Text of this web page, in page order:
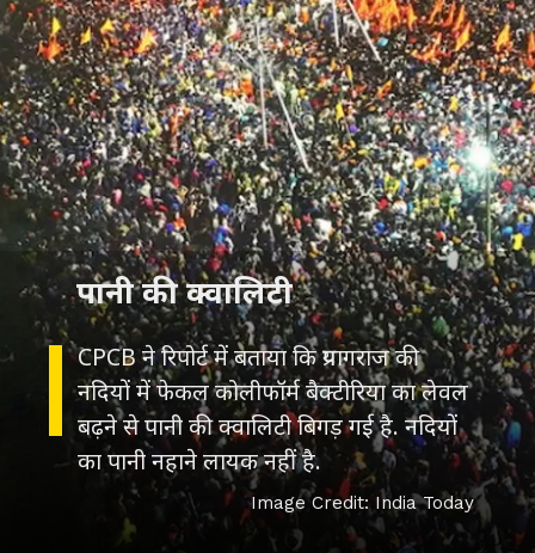
CPCB ने रिपोर्ट में बताया कि प्रयागराज की
नदियों में फेकल कोलीफॉर्म बैक्टीरिया का लेवल
बढ़ने से पानी की क्वालिटी बिगड़ गई है. नदियों
का पानी नहाने लायक नहीं है.
पानी की क्वालिटी
Image Credit: India Today